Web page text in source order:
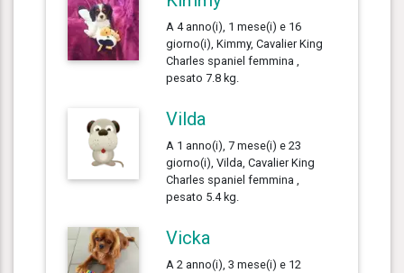
A 4 anno(i), 1 mese(i) e 16
giorno(i), Kimmy, Cavalier King
Charles spaniel femmina ,
pesato 7.8 kg.
Vilda
A 1 anno(i), 7 mese(i) e 23
giorno(i), Vilda, Cavalier King
Charles spaniel femmina ,
pesato 5.4 kg.
Vicka
A 2 anno(i), 3 mese(i) e 12